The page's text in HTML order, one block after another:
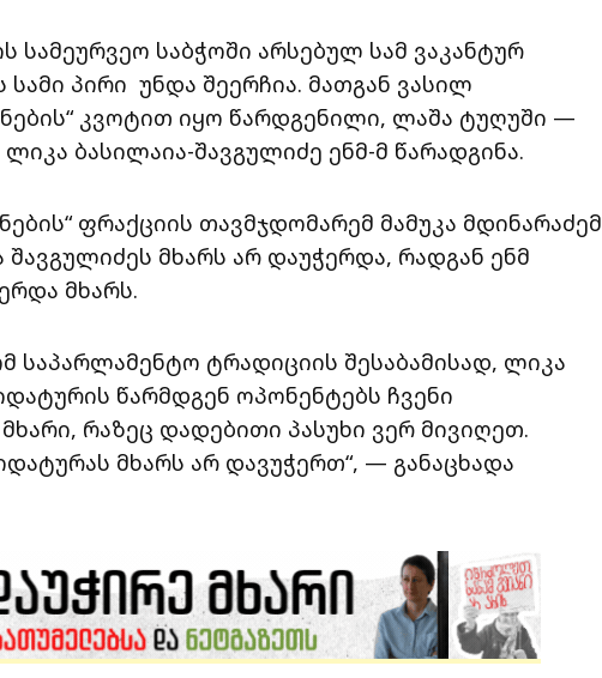
სამეურვეო საბჭოში არსებულ სამ ვაკანტურ
პირი უნდა შეერჩია. მათგან ვასილ
კვოტით იყო წარდგენილი, ლაშა ტუღუში —
ბასილაია-შავგულიძე ენმ-მ წარადგინა.
ფრაქციის თავმჯდომარემ მამუკა მდინარაძემ
მხარს არ დაუჭერდა, რადგან ენმ
მხარს.
საპარლამენტო ტრადიციის შესაბამისად, ლიკა
წარმდგენ ოპონენტებს ჩვენი
რაზეც დადებითი პასუხი ვერ მივიღეთ.
მხარს არ დავუჭერთ“, — განაცხადა